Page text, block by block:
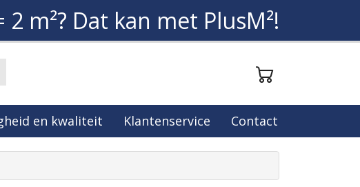
2 m²? Dat kan met PlusM²!
en kwaliteit Klantenservice Contact